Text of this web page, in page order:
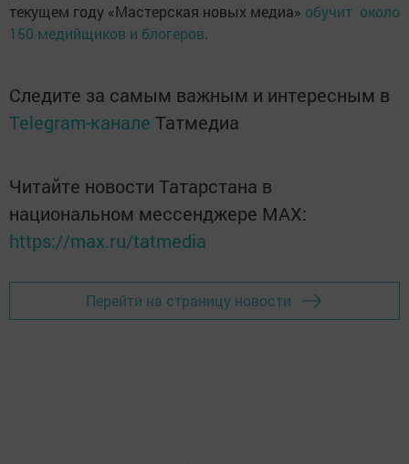
текущем году «Мастерская новых медиа» обучит около
150 медийщиков и блогеров.
Следите за самым важным и интересным в
Telegram-канале Татмедиа
Читайте новости Татарстана в
национальном мессенджере MАХ:
https://max.ru/tatmedia
Перейти на страницу новости